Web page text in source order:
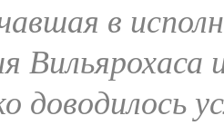
в
доводилось